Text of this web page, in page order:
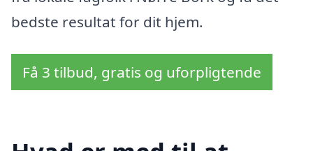
bedste resultat for dit hjem.
Få 3 tilbud, gratis og uforpligtende